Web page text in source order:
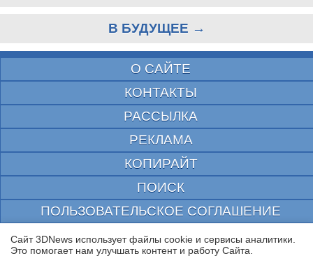
В БУДУЩЕЕ →
О САЙТЕ
КОНТАКТЫ
РАССЫЛКА
РЕКЛАМА
КОПИРАЙТ
ПОИСК
ПОЛЬЗОВАТЕЛЬСКОЕ СОГЛАШЕНИЕ
ЗАЩИЩЕНО CURATOR
Сайт 3DNews использует файлы cookie и сервисы аналитики.
Это помогает нам улучшать контент и работу Cайта.